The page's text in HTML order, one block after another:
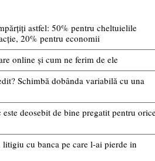
astfel: 50% pentru cheltuielile
20% pentru economii
online și cum ne ferim de ele
Schimbă dobânda variabilă cu una
deosebit de bine pregatit pentru
cu banca pe care l-ai pierde in